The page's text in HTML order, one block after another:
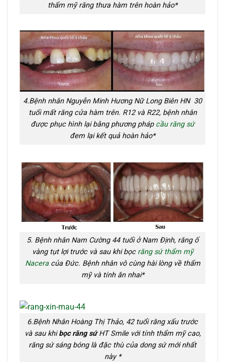
thẩm mỹ răng thưa hàm trên hoàn hảo*
4.Bệnh nhân Nguyễn Minh Hương Nữ Long Biên HN 30
tuổi mất răng cửa hàm trên. R12 và R22, bệnh nhân
được phục hình lại bằng phương pháp cầu răng sứ
đem lại kết quả hoàn hảo*
5. Bệnh nhân Nam Cường 44 tuổi ở Nam Định, răng ố
vàng tụt lợi trước và sau khi bọc răng sứ thẩm mỹ
Naceracủa Đức. Bệnh nhân vô cùng hài lòng về thẩm
mỹ và tính ăn nhai*
6.Bệnh Nhân Hoàng Thị Thảo, 42 tuổi răng xấu trước
và sau khibọc răng sứHT Smile với tính thẩm mỹ cao,
răng sứ sáng bóng là đặc thù của dong sứ mới nhất
này *